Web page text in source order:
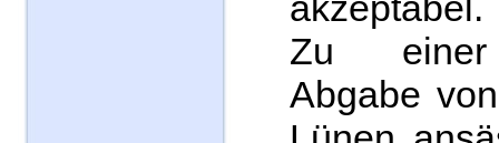
Zu einer
Abgabe